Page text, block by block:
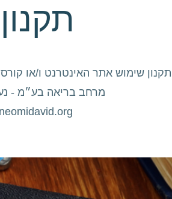
תקנון
שימוש אתר האינטרנט ו/או
מרחב בריאה בע״מ -
neomidavid.org